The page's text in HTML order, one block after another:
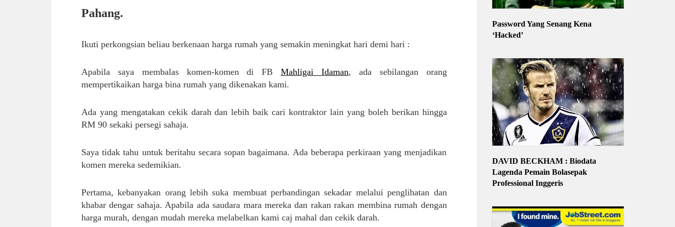
Pahang.
Ikuti perkongsian beliau berkenaan harga rumah yang semakin meningkat hari demi hari :
Apabila saya membalas komen-komen di FBMahligai Idaman, ada sebilangan orang
mempertikaikan harga bina rumah yang dikenakan kami.
Ada yang mengatakan cekik darah dan lebih baik cari kontraktor lain yang boleh berikan hingga
RM 90 sekaki persegi sahaja.
Saya tidak tahu untuk beritahu secara sopan bagaimana. Ada beberapa perkiraan yang menjadikan
komen mereka sedemikian.
Pertama, kebanyakan orang lebih suka membuat perbandingan sekadar melalui penglihatan dan
khabar dengar sahaja. Apabila ada saudara mara mereka dan rakan rakan membina rumah dengan
harga murah, dengan mudah mereka melabelkan kami caj mahal dan cekik darah.
Password Yang Senang Kena
‘Hacked’
DAVID BECKHAM : Biodata
Lagenda Pemain Bolasepak
Professional Inggeris